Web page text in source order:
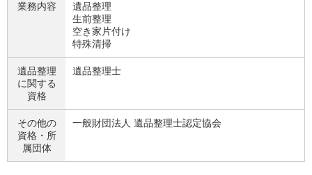
業務内容
遺品整理
生前整理
空き家片付け
特殊清掃
遺品整理
に関する
資格
遺品整理士
その他の
資格・ 所
属団体
一般財団法人 遺品整理士認定協会